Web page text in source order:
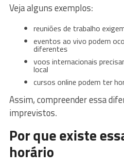
Veja alguns exemplos:
reuniões de trabalho
eventos ao vivo podem
diferentes
voos internacionais
local
cursos online podem ter
Assim, compreender essa
imprevistos.
Por que existe
horário